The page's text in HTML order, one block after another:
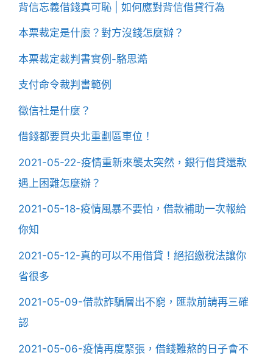
背信忘義借錢真可恥 | 如何應對背信借貸行為
本票裁定是什麼？對方沒錢怎麼辦？
本票裁定裁判書實例-駱思澔
支付命令裁判書範例
徵信社是什麼？
借錢都要買央北重劃區車位！
2021-05-22-疫情重新來襲太突然，銀行借貸還款
遇上困難怎麼辦？
2021-05-18-疫情風暴不要怕，借款補助一次報給
你知
2021-05-12-真的可以不用借貸！絕招繳稅法讓你
省很多
2021-05-09-借款詐騙層出不窮，匯款前請再三確
認
2021-05-06-疫情再度緊張，借錢難熬的日子會不